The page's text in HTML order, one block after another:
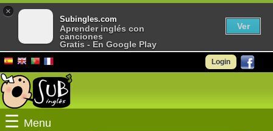
Login
☰ Menu
×
Subingles.com
Aprender inglés con
canciones
Gratis - En Google Play
Ver